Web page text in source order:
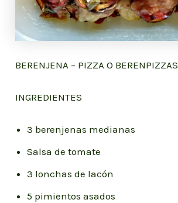
BERENJENA – PIZZA O BERENPIZZAS
INGREDIENTES
3 berenjenas medianas
Salsa de tomate
3 lonchas de lacón
5 pimientos asados